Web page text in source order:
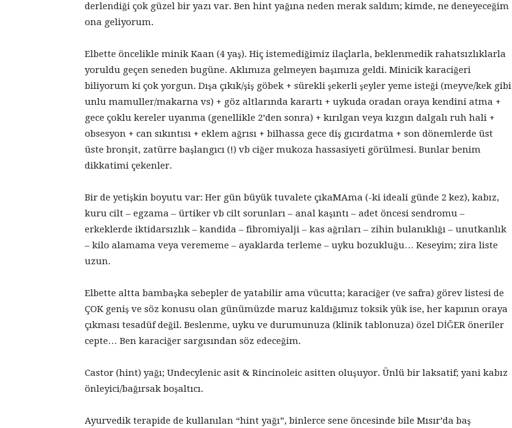
derlendiği çok güzel bir yazı var. Ben hint yağına neden merak saldım; kimde, ne deneyeceğim
ona geliyorum.
Elbette öncelikle minik Kaan (4 yaş). Hiç istemediğimiz ilaçlarla, beklenmedik rahatsızlıklarla
yoruldu geçen seneden bugüne. Aklımıza gelmeyen başımıza geldi. Minicik karaciğeri
biliyorum ki çok yorgun. Dışa çıkık/şiş göbek + sürekli şekerli şeyler yeme isteği (meyve/kek gibi
unlu mamuller/makarna vs) + göz altlarında karartı + uykuda oradan oraya kendini atma +
gece çoklu kereler uyanma (genellikle 2’den sonra) + kırılgan veya kızgın dalgalı ruh hali +
obsesyon + can sıkıntısı + eklem ağrısı + bilhassa gece diş gıcırdatma + son dönemlerde üst
üste bronşit, zatürre başlangıcı (!) vb ciğer mukoza hassasiyeti görülmesi. Bunlar benim
dikkatimi çekenler.
Bir de yetişkin boyutu var: Her gün büyük tuvalete çıkaMAma (-ki ideali günde 2 kez), kabız,
kuru cilt – egzama – ürtiker vb cilt sorunları – anal kaşıntı – adet öncesi sendromu –
erkeklerde iktidarsızlık – kandida – fibromiyalji – kas ağrıları – zihin bulanıklığı – unutkanlık
– kilo alamama veya verememe – ayaklarda terleme – uyku bozukluğu… Keseyim; zira liste
uzun.
Elbette altta bambaşka sebepler de yatabilir ama vücutta; karaciğer (ve safra) görev listesi de
ÇOK geniş ve söz konusu olan günümüzde maruz kaldığımız toksik yük ise, her kapının oraya
çıkması tesadüf değil. Beslenme, uyku ve durumunuza (klinik tablonuza) özel DİĞER öneriler
cepte… Ben karaciğer sargısından söz edeceğim.
Castor (hint) yağı; Undecylenic asit & Rincinoleic asitten oluşuyor. Ünlü bir laksatif; yani kabız
önleyici/bağırsak boşaltıcı.
Ayurvedik terapide de kullanılan “hint yağı”, binlerce sene öncesinde bile Mısır’da baş